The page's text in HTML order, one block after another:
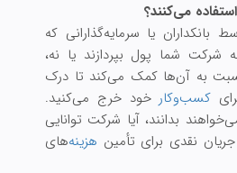
می‌کنند؟
بانکداران یا سرمایه‌گذارانی که
شرکت شما پول بپردازند یا نه،
به آن‌ها کمک می‌کند تا درک
کسب‌وکارخود خرج می‌کنید.
بدانند، آیا شرکت توانایی
نقدی برای تأمین هزینه‌های